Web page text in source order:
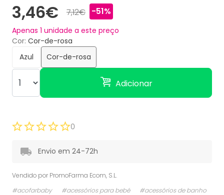
3,46€ 7,12€ -51%
Apenas 1 unidade a este preço
Cor
Cor-de-rosa
Azul
Cor-de-rosa
Adicionar
0
Envio em 24-72h
Vendido por PromoFarma Ecom, S.L.
#acofarbaby
#acessórios para bebé #acessórios de banho